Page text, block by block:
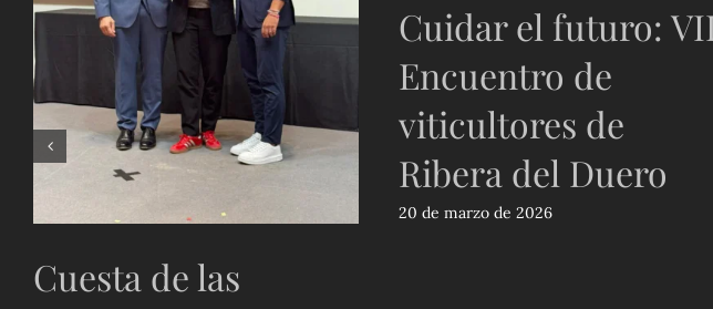
Cuesta de las
Cuidar el futuro:
Encuentro de
viticultores de
Ribera del Duero
20 de marzo de 2026